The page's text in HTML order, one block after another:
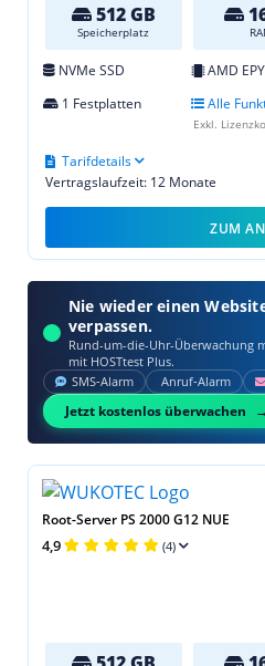
512 GB
Speicherplatz
NVMe SSD AMD
1 Festplatten
Alle
Vertragslaufzeit: 12 Monate
Tarifdetails
Exkl.
ZUM
Nie wieder einen
verpassen.
Rund-um-die-Uhr-Überwachung
mit HOSTtest Plus.
SMS‑Alarm Anruf‑Alarm
Jetzt kostenlos überwachen
Root-Server PS 2000 G12 NUE
4,9 (4)